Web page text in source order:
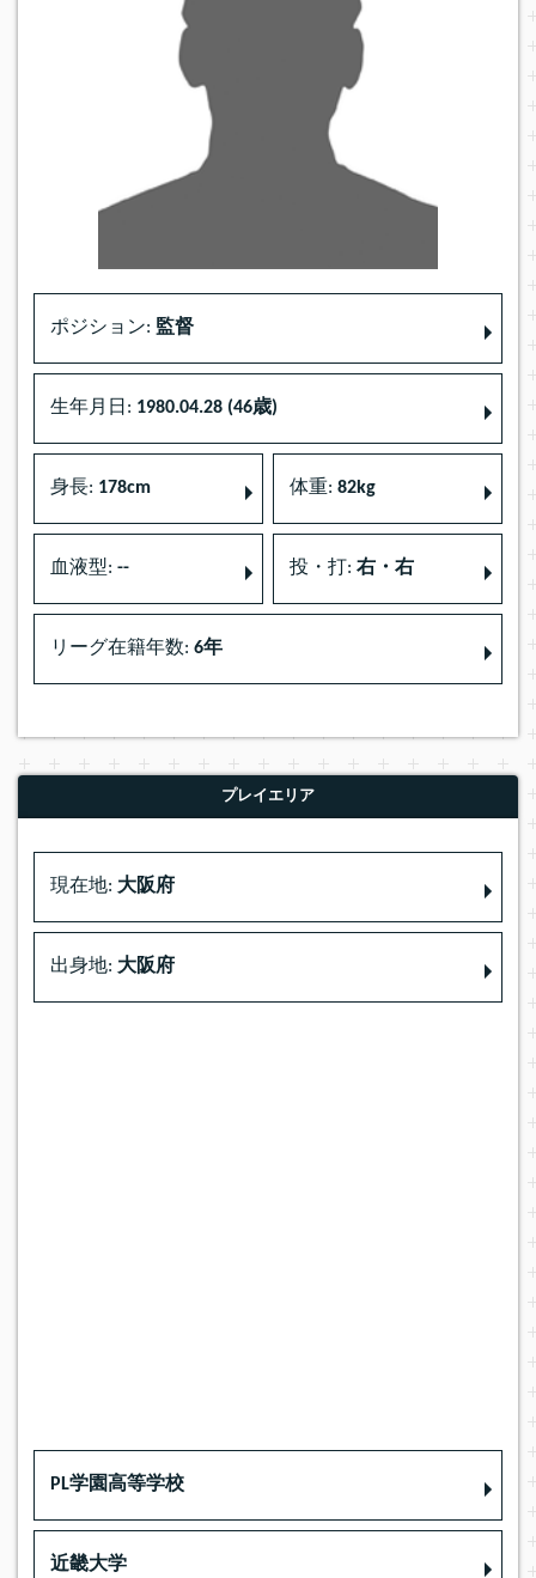
ポジション: 監督
生年月日: 1980.04.28 (46歳)
身長: 178cm 体重: 82kg
血液型: -- 投・打: 右・右
リーグ在籍年数: 6年
プレイエリア
現在地: 大阪府
出身地: 大阪府
PL学園高等学校
近畿大学